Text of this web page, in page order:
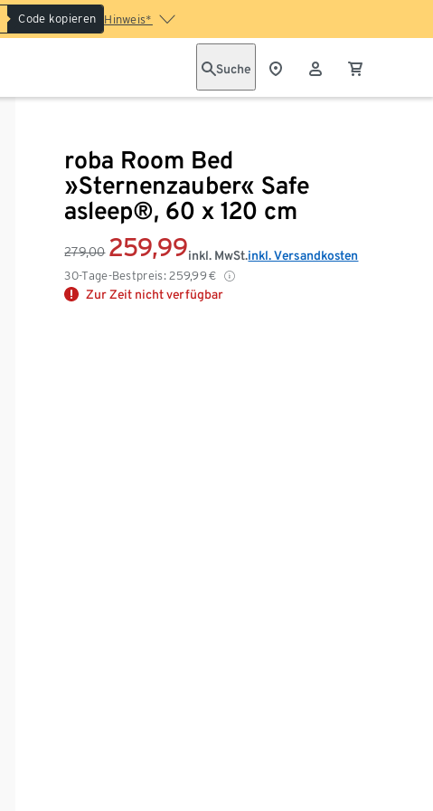
Code kopieren Hinweis*
Suche
roba Room Bed
»Sternenzauber« Safe
asleep®, 60 x 120 cm
279,00 259,99
30-Tage-Bestpreis: 259,99€
inkl. MwSt.inkl. Versandkosten
Zur Zeit nicht verfügbar